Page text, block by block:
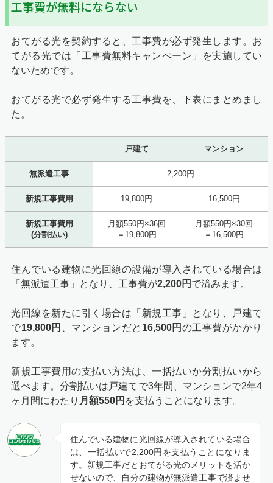
工事費が無料にならない
おてがる光を契約すると、工事費が必ず発生します。お
てがる光では「工事費無料キャンぺーン」を実施してい
ないためです。
おてがる光で必ず発生する工事費を、下表にまとめまし
た。
戸建て マンション
無派遣工事 2,200円
新規工事費用 19,800円 16,500円
新規工事費用
(分割払い)
月額550円×36回
＝19,800円
月額550円×30回
＝16,500円
住んでいる建物に光回線の設備が導入されている場合は
「無派遣工事」となり、工事費が2,200円 で済みます。
光回線を新たに引く場合は「新規工事」となり、戸建て
で19,800円 、マンションだと 16,500円 の工事費がかかり
ます。
新規工事費用の支払い方法は、一括払いか分割払いから
選べます。分割払いは戸建てで3年間、マンションで2年4
ヶ月間にわたり 月額550円 を支払うことになります。
住んでいる建物に光回線が導入されている場合
は、一括払いで2,200円を支払うことになりま
す。新規工事だとおてがる光のメリットを活か
せないので、自分の建物が無派遣工事で済ませ